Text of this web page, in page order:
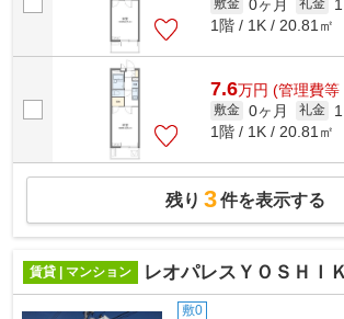
敷金 0ヶ月 礼金
1階 / 1K / 20.81㎡
7.6万円 (管理費等
敷金 0ヶ月 礼金
1階 / 1K / 20.81㎡
残り 3件を表示する
賃貸 | マンション レオパレスＹＯＳＨＩ
敷0